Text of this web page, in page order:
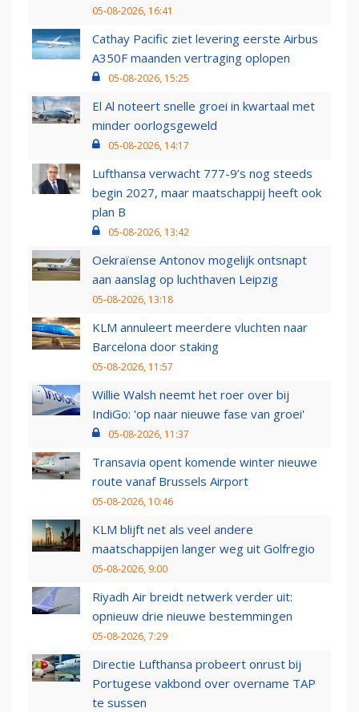
05-08-2026, 16:41
Cathay Pacific ziet levering eerste Airbus
A350F maanden vertraging oplopen
05-08-2026, 15:25
El Al noteert snelle groei in kwartaal met
minder oorlogsgeweld
05-08-2026, 14:17
Lufthansa verwacht 777-9’s nog steeds
begin 2027, maar maatschappij heeft ook
plan B
05-08-2026, 13:42
Oekraïense Antonov mogelijk ontsnapt
aan aanslag op luchthaven Leipzig
05-08-2026, 13:18
KLM annuleert meerdere vluchten naar
Barcelona door staking
05-08-2026, 11:57
Willie Walsh neemt het roer over bij
IndiGo: 'op naar nieuwe fase van groei'
05-08-2026, 11:37
Transavia opent komende winter nieuwe
route vanaf Brussels Airport
05-08-2026, 10:46
KLM blijft net als veel andere
maatschappijen langer weg uit Golfregio
05-08-2026, 9:00
Riyadh Air breidt netwerk verder uit:
opnieuw drie nieuwe bestemmingen
05-08-2026, 7:29
Directie Lufthansa probeert onrust bij
Portugese vakbond over overname TAP
te sussen